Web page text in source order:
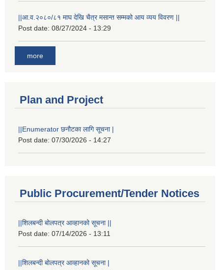
||आ.व.२०८०/८१ माघ देखि चैत्र मसान्त सम्मको आय व्यय विवरण ||
Post date: 08/27/2024 - 13:29
more
Plan and Project
||Enumerator छनौटका लागि सूचना |
Post date: 07/30/2026 - 14:27
Public Procurement/Tender Notices
||शिलबन्दी बोलपत्र आव्हानको सूचना ||
Post date: 07/14/2026 - 13:11
||शिलबन्दी बोलपत्र आव्हानको सूचना |